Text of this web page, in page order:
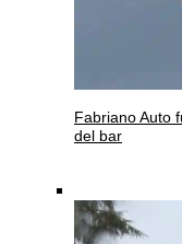
Fabriano Auto
del bar